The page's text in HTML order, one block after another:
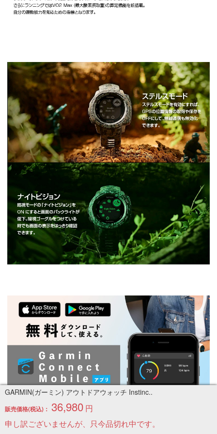
GARMIN(ガーミン) アウトドアウォッチ Instinc..
販売価格(税込)： 36,980 円
申し訳ございませんが、只今品切れ中です。